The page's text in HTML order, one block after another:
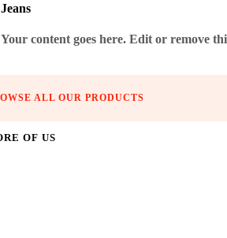
Jeans
Your content goes here. Edit or remove
ALL OUR PRODUCTS
OF US
geprüfte, sichere Anbieter – ohne Risiko.